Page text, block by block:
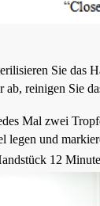
Sie das
ab, reinigen Sie
Mal zwei
legen und
12